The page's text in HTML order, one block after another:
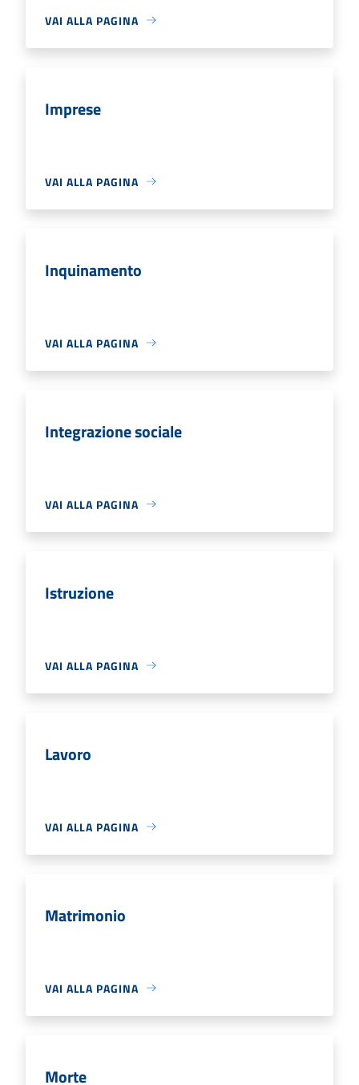
VAI ALLA PAGINA
Imprese
VAI ALLA PAGINA
Inquinamento
VAI ALLA PAGINA
Integrazione sociale
VAI ALLA PAGINA
Istruzione
VAI ALLA PAGINA
Lavoro
VAI ALLA PAGINA
Matrimonio
VAI ALLA PAGINA
Morte